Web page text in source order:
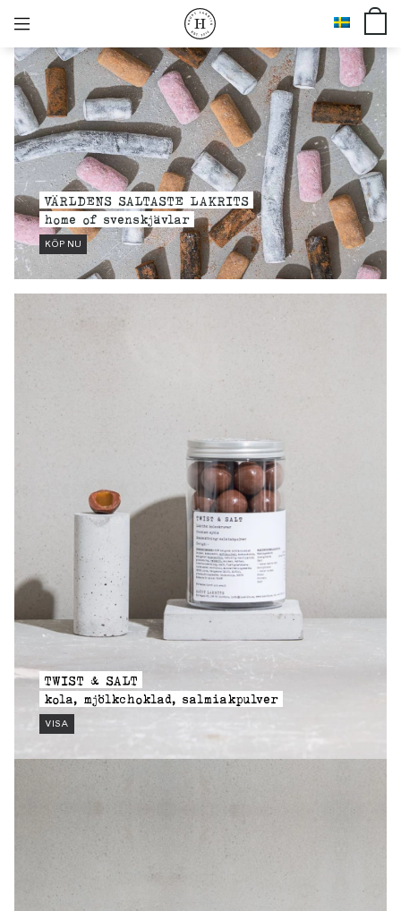
VÄRLDENS SALTASTE LAKRITS
home of svenskjävlar
KÖP NU
TWIST & SALT
kola, mjölkchoklad, salmiakpulver
VISA